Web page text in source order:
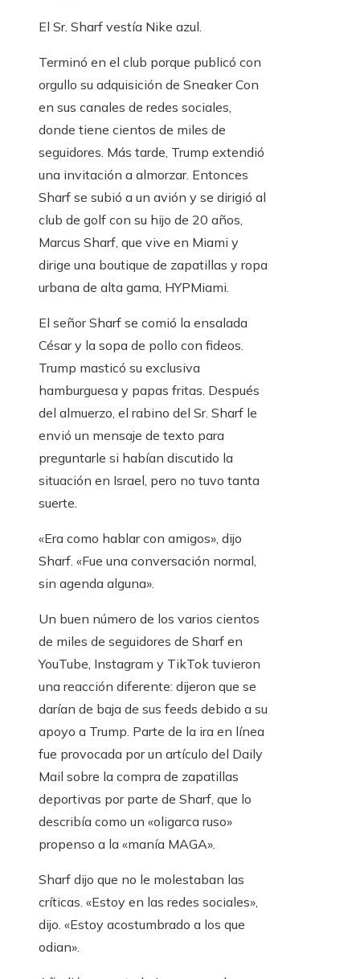
El Sr. Sharf vestía Nike azul.
Terminó en el club porque publicó con
orgullo su adquisición de Sneaker Con
en sus canales de redes sociales,
donde tiene cientos de miles de
seguidores. Más tarde, Trump extendió
una invitación a almorzar. Entonces
Sharf se subió a un avión y se dirigió al
club de golf con su hijo de 20 años,
Marcus Sharf, que vive en Miami y
dirige una boutique de zapatillas y ropa
urbana de alta gama, HYPMiami.
El señor Sharf se comió la ensalada
César y la sopa de pollo con fideos.
Trump masticó su exclusiva
hamburguesa y papas fritas. Después
del almuerzo, el rabino del Sr. Sharf le
envió un mensaje de texto para
preguntarle si habían discutido la
situación en Israel, pero no tuvo tanta
suerte.
«Era como hablar con amigos», dijo
Sharf. «Fue una conversación normal,
sin agenda alguna».
Un buen número de los varios cientos
de miles de seguidores de Sharf en
YouTube, Instagram y TikTok tuvieron
una reacción diferente: dijeron que se
darían de baja de sus feeds debido a su
apoyo a Trump. Parte de la ira en línea
fue provocada por un artículo del Daily
Mail sobre la compra de zapatillas
deportivas por parte de Sharf, que lo
describía como un «oligarca ruso»
propenso a la «manía MAGA».
Sharf dijo que no le molestaban las
críticas. «Estoy en las redes sociales»,
dijo. «Estoy acostumbrado a los que
odian».